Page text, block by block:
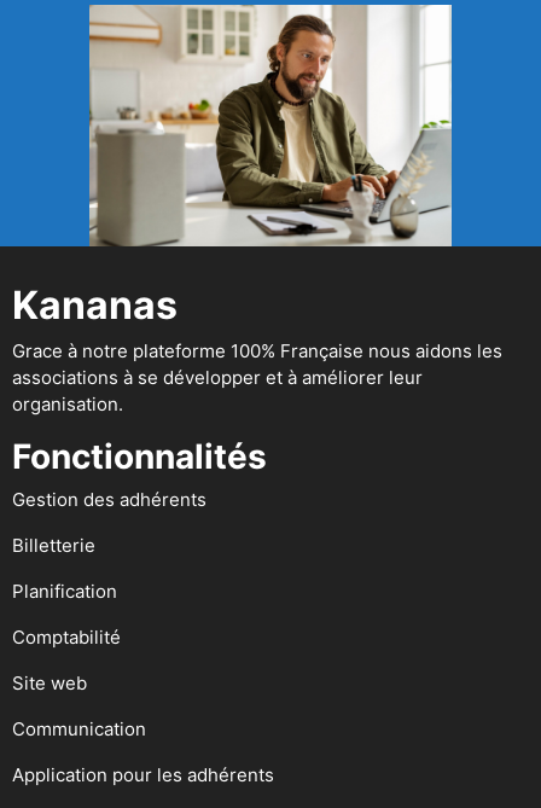
Kananas
Grace à notre plateforme 100% Française nous aidons les
associations à se développer et à améliorer leur
organisation.
Fonctionnalités
Gestion des adhérents
Billetterie
Planification
Comptabilité
Site web
Communication
Application pour les adhérents